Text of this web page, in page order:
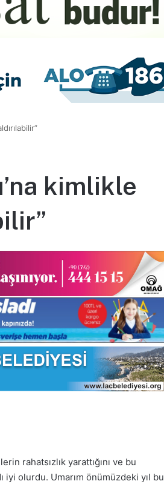
kimlikle
rahatsızlık yarattığını ve bu
iyi olurdu. Umarım önümüzdeki yıl bu